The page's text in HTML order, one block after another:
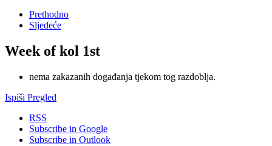
Prethodno
Sljedeće
Week of kol 1st
nema zakazanih događanja tjekom tog razdoblja.
Ispiši Pregled
RSS
Subscribe in Google
Subscribe in Outlook